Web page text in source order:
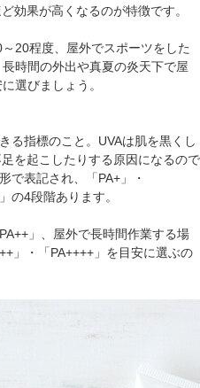
効果が高くなるのが特徴です。
20程度、屋外でスポーツをした
時間の外出や真夏の炎天下で屋
選びましょう。
る指標のこと。UVAは肌を黒くし
を起こしたりする原因になるので
で表記され、「PA+」・
の4段階あります。
」、屋外で長時間作業する場
」・「PA++++」を目安に選ぶの